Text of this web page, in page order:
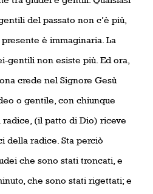
del passato non c’è più,
è immaginaria. La
gentili non esiste più. Ed ora,
crede nel Signore Gesù
o gentile, con chiunque
radice, (il patto di Dio) riceve
della radice. Sta perciò
che sono stati troncati, e
che sono stati rigettati; e